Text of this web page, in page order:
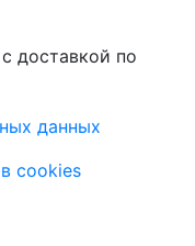
доставкой по
данных
cookies